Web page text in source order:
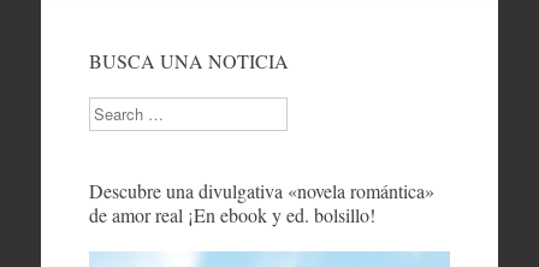
BUSCA UNA NOTICIA
Search
Descubre una divulgativa «novela romántica»
de amor real ¡En ebook y ed. bolsillo!